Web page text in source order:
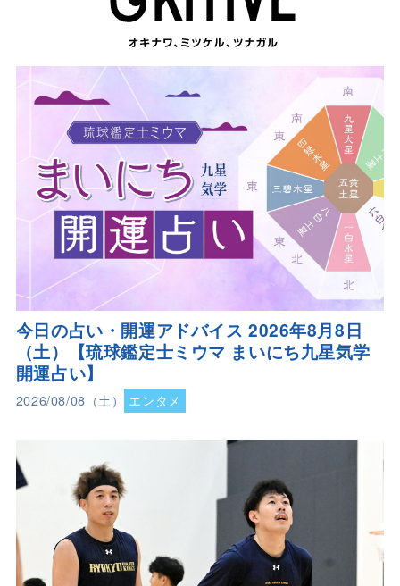
今日の占い・開運アドバイス 2026年8月8日
（土）【琉球鑑定士ミウマ まいにち九星気学
開運占い】
2026/08/08（土） エンタメ